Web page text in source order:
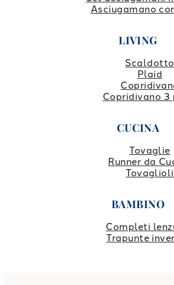
Asciugamano
LIVING
Scaldotto
Plaid
Copridivano 3
CUCINA
Tovaglie
Runner da
Tovaglioli
BAMBINO
Completi
Trapunte